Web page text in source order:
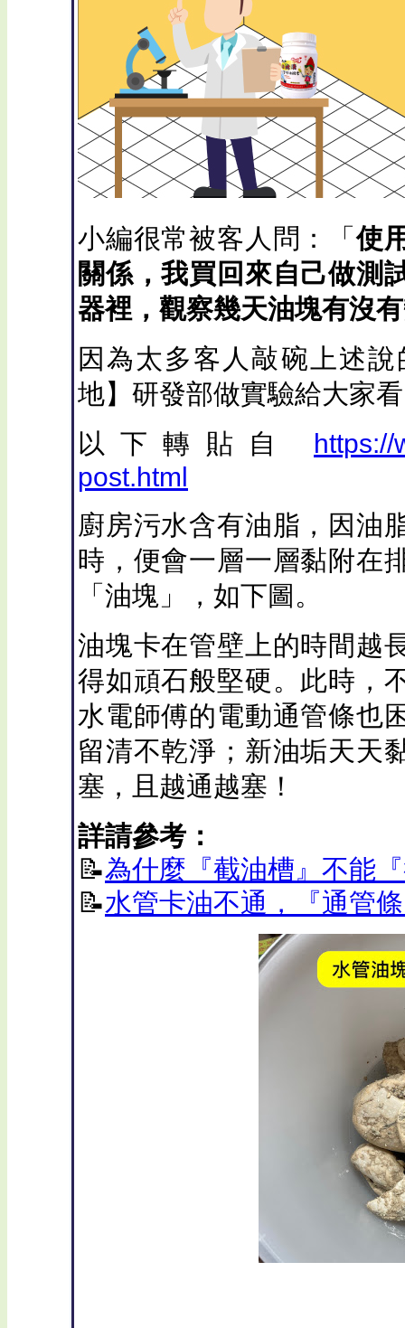
小編很常被客人問：「使
關係，我買回來自己做測
器裡，觀察幾天油塊有沒
因為太多客人敲碗上述
地】研發部做實驗給大家
以下轉貼自 https://
post.html
廚房污水含有油脂，因油
時，便會一層一層黏附在
「油塊」，如下圖。
油塊卡在管壁上的時間越
得如頑石般堅硬。此時，
水電師傅的電動通管條也
留清不乾淨；新油垢天天
塞，且越通越塞！
詳請參考：
📝為什麼『截油槽』不能
📝水管卡油不通，『通管